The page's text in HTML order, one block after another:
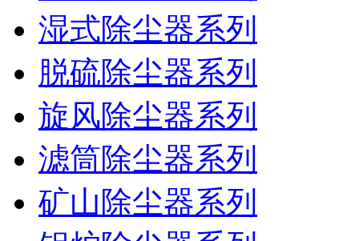
湿式除尘器系列
脱硫除尘器系列
旋风除尘器系列
滤筒除尘器系列
矿山除尘器系列